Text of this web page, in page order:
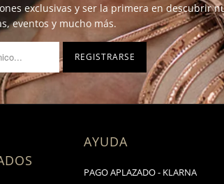
exclusivas y ser la primera en descubrir
eventos y mucho más.
AYUDA
PAGO APLAZADO - KLARNA